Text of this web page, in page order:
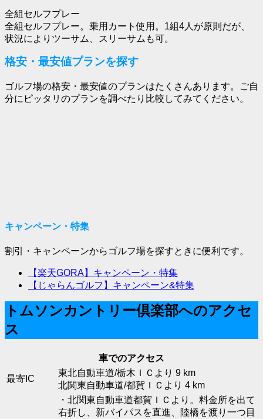
全組セルフプレー
全組セルフプレー。乗用カート使用。1組4人が原則だが、
状況によりツーサム、スリーサムも可。
格安・最安値プランを探す
ゴルフ場の格安・最安値のプランはたくさんあります。ご自
分にピッタリのプランを調べたり比較してみてください。
キャンペーン・特集
割引・キャンペーンからゴルフ場を探すときに便利です。
【楽天GORA】キャンペーン・特集
【じゃらんゴルフ】キャンペーン&特集
トムソンカントリー倶楽部へのアクセ
ス
車でのアクセス
最寄IC
東北自動車道/栃木ＩＣより 9 km
北関東自動車道/都賀ＩＣより 4 km
・北関東自動車道都賀ＩＣより。料金所を出て
右折し、新バイパスを直進、陸橋を渡り一つ目